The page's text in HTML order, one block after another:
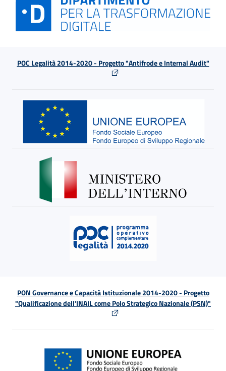
POC Legalità 2014-2020 - Progetto "Antifrode e Internal Audit"
PON Governance e Capacità Istituzionale 2014-2020 - Progetto
"Qualificazione dell'INAIL come Polo Strategico Nazionale (PSN)"